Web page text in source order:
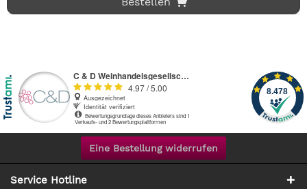
Eine Bestellung widerrufen
Service Hotline